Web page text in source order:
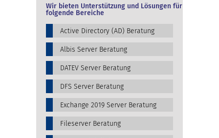
Wir bieten Unterstützung und Lösungen für
folgende Bereiche
Active Directory (AD) Beratung
Albis Server Beratung
DATEV Server Beratung
DFS Server Beratung
Exchange 2019 Server Beratung
Fileserver Beratung